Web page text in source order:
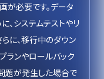
が必要です。データ
、システムテストやリ
に、移行中のダウン
ランやロールバック
題が発生した場合で